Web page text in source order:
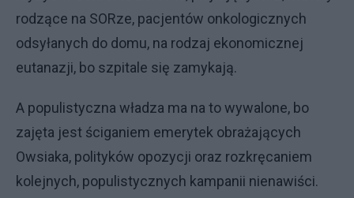
rodzące na SORze, pacjentów onkologicznych
odsyłanych do domu, na rodzaj ekonomicznej
eutanazji, bo szpitale się zamykają.
A populistyczna władza ma na to wywalone, bo
zajęta jest ściganiem emerytek obrażających
Owsiaka, polityków opozycji oraz rozkręcaniem
kolejnych, populistycznych kampanii nienawiści.